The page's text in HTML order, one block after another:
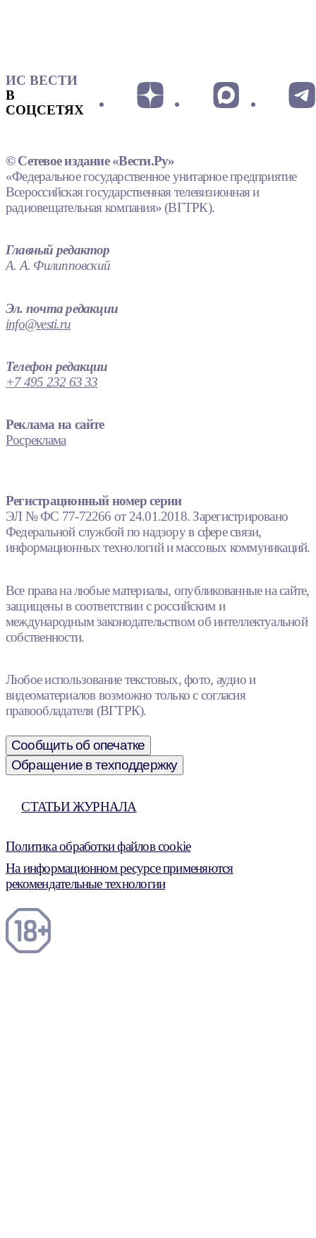
ИС ВЕСТИ
В
СОЦСЕТЯХ
© Сетевое издание «Вести.Ру»
«Федеральное государственное унитарное предприятие
Всероссийская государственная телевизионная и
радиовещательная компания» (ВГТРК).
Главный редактор
А. А. Филипповский
Эл. почта редакции
info@vesti.ru
Телефон редакции
+7 495 232 63 33
Реклама на сайте
Росреклама
Регистрационный номер серии
ЭЛ № ФС 77-72266 от 24.01.2018. Зарегистрировано
Федеральной службой по надзору в сфере связи,
информационных технологий и массовых коммуникаций.
Все права на любые материалы, опубликованные на сайте,
защищены в соответствии с российским и
международным законодательством об интеллектуальной
собственности.
Любое использование текстовых, фото, аудио и
видеоматериалов возможно только с согласия
правообладателя (ВГТРК).
Сообщить об опечатке
Обращение в техподдержку
СТАТЬИ ЖУРНАЛА
Политика обработки файлов cookie
На информационном ресурсе применяются
рекомендательные технологии